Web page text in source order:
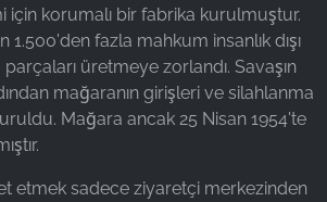
için korumalı bir fabrika kurulmuştur.
1.500'den fazla mahkum insanlık dışı
üretmeye zorlandı. Savaşın
mağaranın girişleri ve silahlanma
Mağara ancak 25 Nisan 1954'te
etmek sadece ziyaretçi merkezinden